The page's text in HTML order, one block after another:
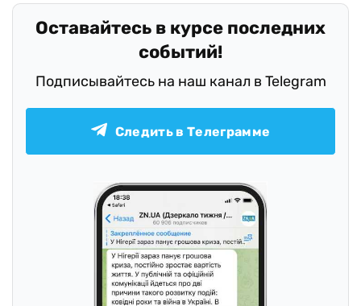
Оставайтесь в курсе последних
событий!
Подписывайтесь на наш канал в Telegram
Следить в Телеграмме